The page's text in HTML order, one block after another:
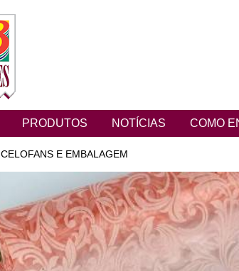
PRODUTOS NOTÍCIAS COMO
CELOFANS E EMBALAGEM